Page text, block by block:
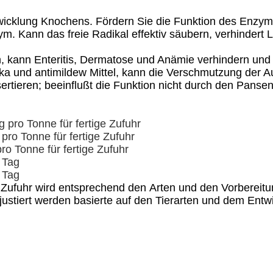
Knochens. Fördern Sie die Funktion des
Kann das freie Radikal effektiv säubern, verhindert
Enteritis, Dermatose und Anämie verhindern
und antimildew Mittel, kann die Verschmutzung der
beeinflußt die Funktion nicht durch den
pro Tonne für fertige Zufuhr
Tonne für fertige Zufuhr
Tonne für fertige Zufuhr
wird entsprechend den Arten und den
werden basierte auf den Tierarten und dem